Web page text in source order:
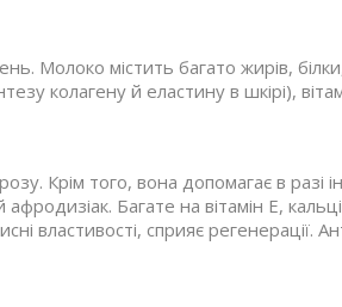
Молоко містить багато жирів,
колагену й еластину в шкірі),
Крім того, вона допомагає в разі
Багате на вітамін Е,
властивості, сприяє регенерації.